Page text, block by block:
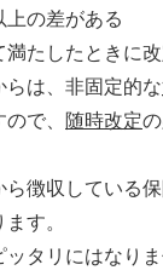
上の差がある
たしたときに改
は、非固定的な
で、 随時改定
ら徴収している
す。
タリにはなり